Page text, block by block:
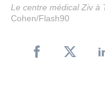
Le centre médical Ziv à
Cohen/Flash90